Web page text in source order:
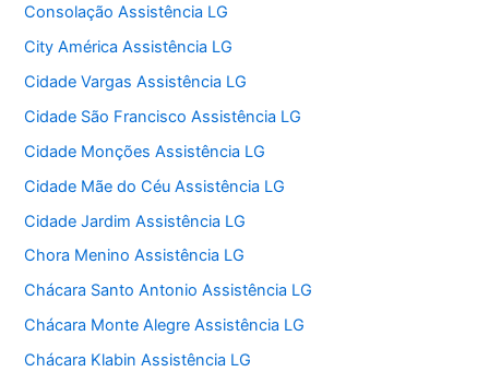
Consolação Assistência LG
City América Assistência LG
Cidade Vargas Assistência LG
Cidade São Francisco Assistência LG
Cidade Monções Assistência LG
Cidade Mãe do Céu Assistência LG
Cidade Jardim Assistência LG
Chora Menino Assistência LG
Chácara Santo Antonio Assistência LG
Chácara Monte Alegre Assistência LG
Chácara Klabin Assistência LG